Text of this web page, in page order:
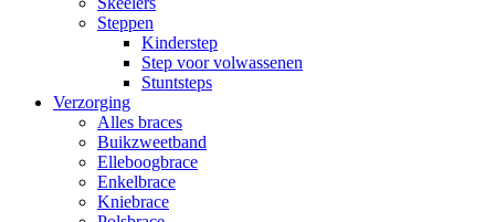
Steppen
Kinderstep
Step voor volwassenen
Stuntsteps
Verzorging
Alles braces
Buikzweetband
Elleboogbrace
Enkelbrace
Kniebrace